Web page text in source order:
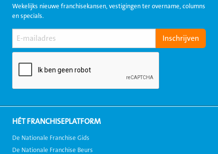
Wekelijks nieuwe franchisekansen, vestigingen ter overname, columns
en specials.
HÉT FRANCHISEPLATFORM
De Nationale Franchise Gids
De Nationale Franchise Beurs